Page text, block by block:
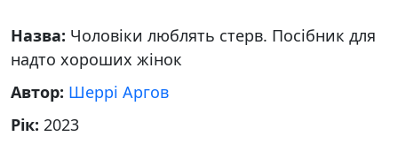
Назва: Чоловіки люблять стерв. Посібник для
надто хороших жінок
Автор: Шеррі Аргов
Рік: 2023